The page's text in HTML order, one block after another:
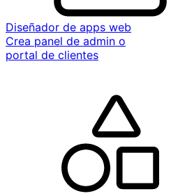
Diseñador de apps web
Crea panel de admin o
portal de clientes